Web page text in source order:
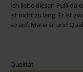
Ich liebe diesen Pulli da
ist nicht zu lang. Er ist
so auf. Material und
Qualität